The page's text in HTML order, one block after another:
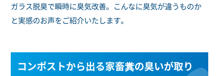
ガラス脱臭で瞬時に臭気改善。こんなに臭気が違うものか
と実感のお声をご紹介いたします。
コンポストから出る家畜糞の臭いが取り